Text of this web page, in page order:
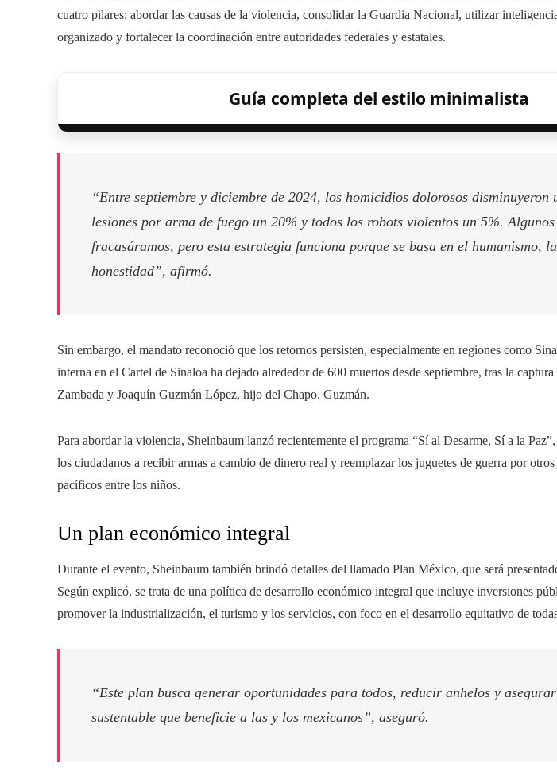
cuatro pilares: abordar las causas de la violencia, consolidar la Guardia Nacional, utilizar
organizado y fortalecer la coordinación entre autoridades federales y estatales.
Guía completa del estilo minimalista
“Entre septiembre y diciembre de 2024, los homicidios dolorosos disminuyeron
lesiones por arma de fuego un 20% y todos los robots violentos un 5%.
fracasáramos, pero esta estrategia funciona porque se basa en el humanismo,
honestidad”, afirmó.
Sin embargo, el mandato reconoció que los retornos persisten, especialmente en regiones como
interna en el Cartel de Sinaloa ha dejado alrededor de 600 muertos desde septiembre, tras la
Zambada y Joaquín Guzmán López, hijo del Chapo. Guzmán.
Para abordar la violencia, Sheinbaum lanzó recientemente el programa “Sí al Desarme, Sí a la
los ciudadanos a recibir armas a cambio de dinero real y reemplazar los juguetes de guerra por
pacíficos entre los niños.
Un plan económico integral
Durante el evento, Sheinbaum también brindó detalles del llamado Plan México, que será
Según explicó, se trata de una política de desarrollo económico integral que incluye inversiones
promover la industrialización, el turismo y los servicios, con foco en el desarrollo equitativo de
“Este plan busca generar oportunidades para todos, reducir anhelos y
sustentable que beneficie a las y los mexicanos”, aseguró.